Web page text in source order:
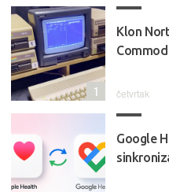
Klon
četvrtak
1
Google